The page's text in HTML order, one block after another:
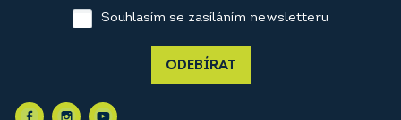
Souhlasím se zasíláním newsletteru
ODEBÍRAT